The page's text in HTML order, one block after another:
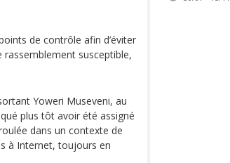
de contrôle afin d’éviter
rassemblement susceptible,
Yoweri Museveni, au
plus tôt avoir été assigné
dans un contexte de
à Internet, toujours en